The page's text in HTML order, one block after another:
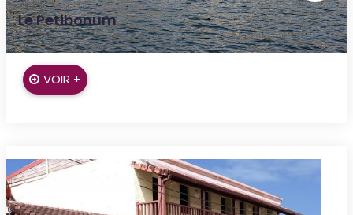
Le Petibonum
le carbet
VOIR +